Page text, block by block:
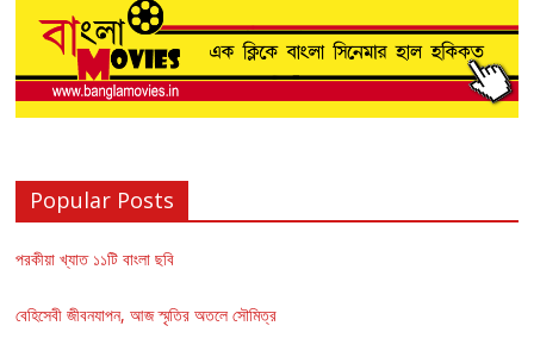
Popular Posts
পরকীয়া খ্যাত ১১টি বাংলা ছবি
বেহিসেবী জীবনযাপন, আজ স্মৃতির অতলে সৌমিত্র